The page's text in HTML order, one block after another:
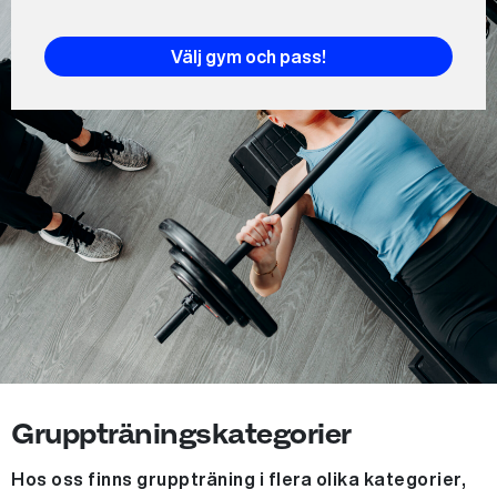
Välj gym och pass!
Gruppträningskategorier
Hos oss finns gruppträning i flera olika kategorier,